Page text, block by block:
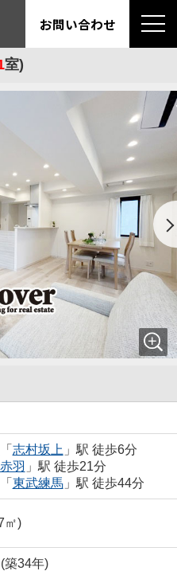
お問い合わせ
室)
「 志村坂上 」駅 徒歩6分
羽 」駅 徒歩21分
「 東武練馬」駅 徒歩44分
㎡)
築34年)